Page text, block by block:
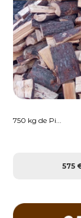
750 kg de Pi...
575